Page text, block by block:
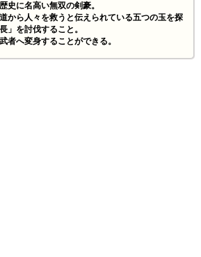
史に名高い無双の剣豪。
から人々を救うと伝えられている五つの玉を探
」を討伐すること。
者へ変身することができる。